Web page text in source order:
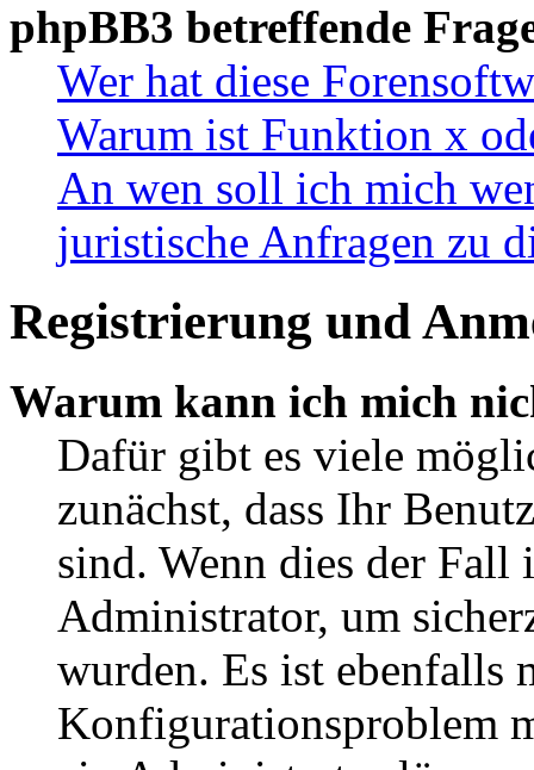
phpBB3 betreffende
Wer hat diese
Warum ist Funktion x
An wen soll ich mich
juristische Anfragen zu
Registrierung und
Warum kann ich mich
Dafür gibt es viele
zunächst, dass Ihr
sind. Wenn dies der Fall
Administrator, um
wurden. Es ist ebenfalls
Konfigurationsproblem